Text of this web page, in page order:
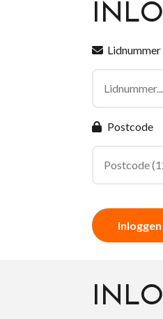
Lidnummer
Postcode
Inloggen